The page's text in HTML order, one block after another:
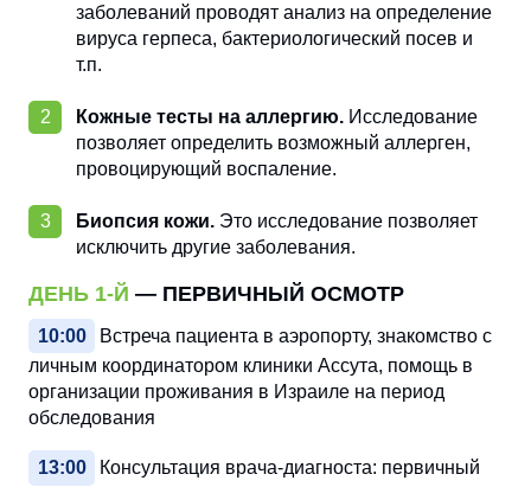
заболеваний проводят анализ на определение
вируса герпеса, бактериологический посев и
т.п.
Кожные тесты на аллергию. Исследование
позволяет определить возможный аллерген,
провоцирующий воспаление.
Биопсия кожи. Это исследование позволяет
исключить другие заболевания.
ДЕНЬ 1-Й — ПЕРВИЧНЫЙ ОСМОТР
10:00
Встреча пациента в аэропорту, знакомство с
личным координатором клиники Ассута, помощь в
организации проживания в Израиле на период
обследования
13:00
Консультация врача-диагноста: первичный